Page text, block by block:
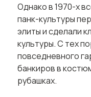
Однако в 1970-х
панк-культуры
элиты и сделали
культуры. С тех
повседневного
банкиров в
рубашках.